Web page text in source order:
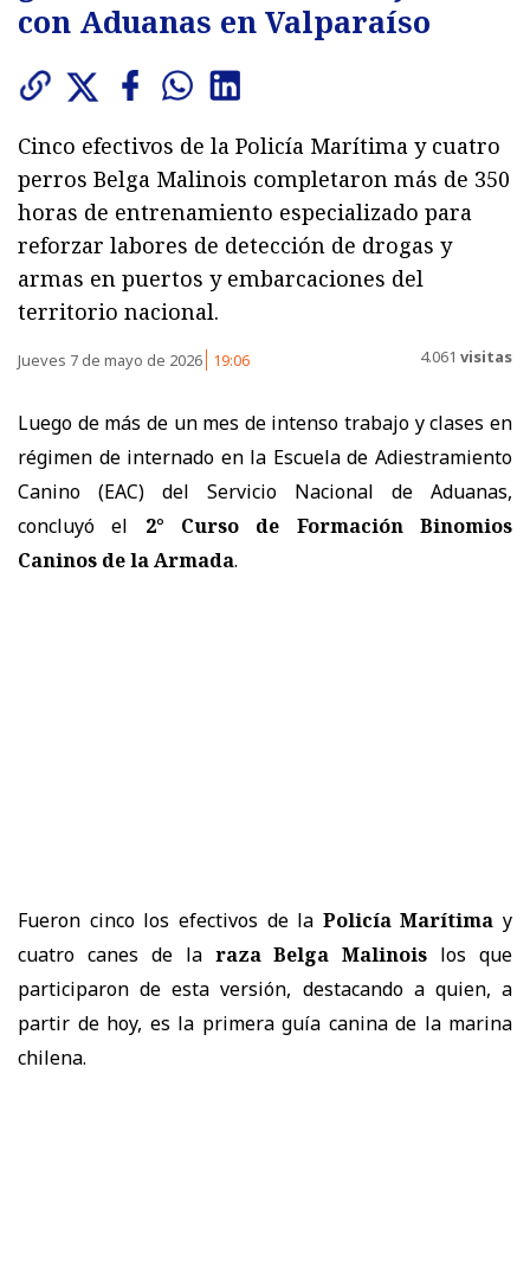
con Aduanas en Valparaíso
Cinco efectivos de la Policía Marítima y cuatro
perros Belga Malinois completaron más de 350
horas de entrenamiento especializado para
reforzar labores de detección de drogas y
armas en puertos y embarcaciones del
territorio nacional.
Jueves 7 de mayo de 2026 19:06 4.061 visitas
Luego de más de un mes de intenso trabajo y clases en
régimen de internado en la Escuela de Adiestramiento
Canino (EAC) del Servicio Nacional de Aduanas,
concluyó el 2° Curso de Formación Binomios
Caninos de la Armada.
Fueron cinco los efectivos de la Policía Marítima y
cuatro canes de la raza Belga Malinois los que
participaron de esta versión, destacando a quien, a
partir de hoy, es la primera guía canina de la marina
chilena.